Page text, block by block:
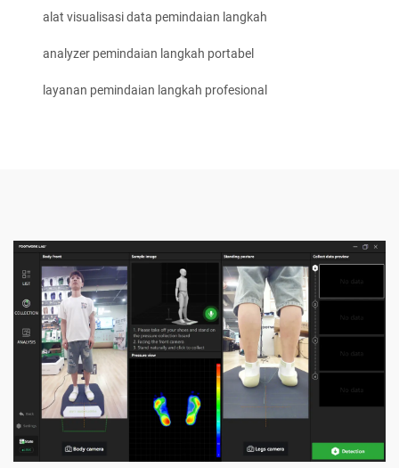
alat visualisasi data pemindaian langkah
analyzer pemindaian langkah portabel
layanan pemindaian langkah profesional